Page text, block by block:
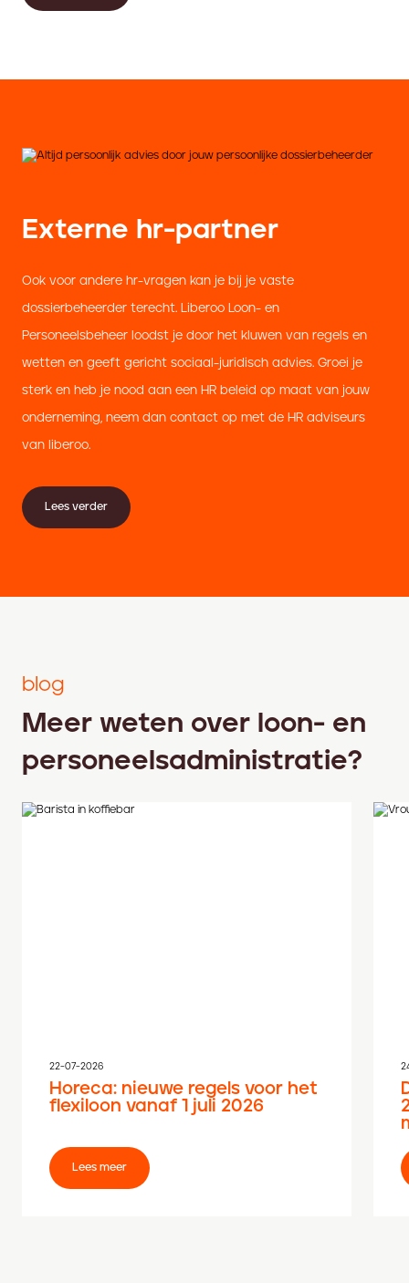
Externe hr-partner
Ook voor andere hr-vragen kan je bij je vaste
dossierbeheerder terecht. Liberoo Loon- en
Personeelsbeheer loodst je door het kluwen van regels en
wetten en geeft gericht sociaal-juridisch advies. Groei je
sterk en heb je nood aan een HR beleid op maat van jouw
onderneming, neem dan contact op met de HR adviseurs
van liberoo.
Lees verder
blog
Meer weten over loon- en
personeelsadministratie?
22-07-2026
Horeca: nieuwe regels voor het
flexiloon vanaf 1 juli 2026
Lees meer